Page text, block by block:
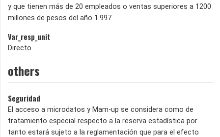
y que tienen más de 20 empleados o ventas superiores a 1200
millones de pesos del año 1.997
Var_resp_unit
Directo
others
Seguridad
El acceso a microdatos y Mam-up se considera como de
tratamiento especial respecto a la reserva estadística por
tanto estará sujeto a la reglamentación que para el efecto